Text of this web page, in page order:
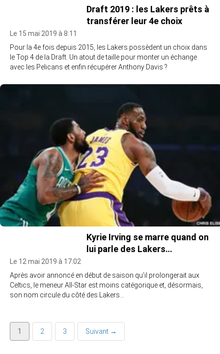
Draft 2019 : les Lakers prêts à
transférer leur 4e choix
Le 15 mai 2019 à 8:11
Pour la 4e fois depuis 2015, les Lakers possèdent un choix dans
le Top 4 de la Draft. Un atout de taille pour monter un échange
avec les Pelicans et enfin récupérer Anthony Davis ?
Kyrie Irving se marre quand on
lui parle des Lakers…
Le 12 mai 2019 à 17:02
Après avoir annoncé en début de saison qu’il prolongerait aux
Celtics, le meneur All-Star est moins catégorique et, désormais,
son nom circule du côté des Lakers…
1 2 3 Suivant →